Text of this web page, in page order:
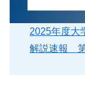
2025年度大
解説速報